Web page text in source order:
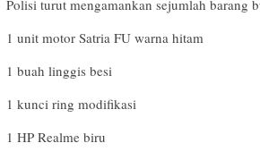
Polisi turut mengamankan sejumlah barang
1 unit motor Satria FU warna hitam
1 buah linggis besi
1 kunci ring modifikasi
1 HP Realme biru